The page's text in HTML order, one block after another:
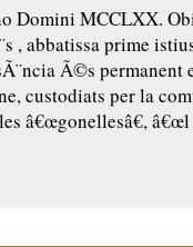
Domini MCCLXX.
, abbatissa prime
Ã©s permanent
custodiats per la
â€œgonellesâ€,